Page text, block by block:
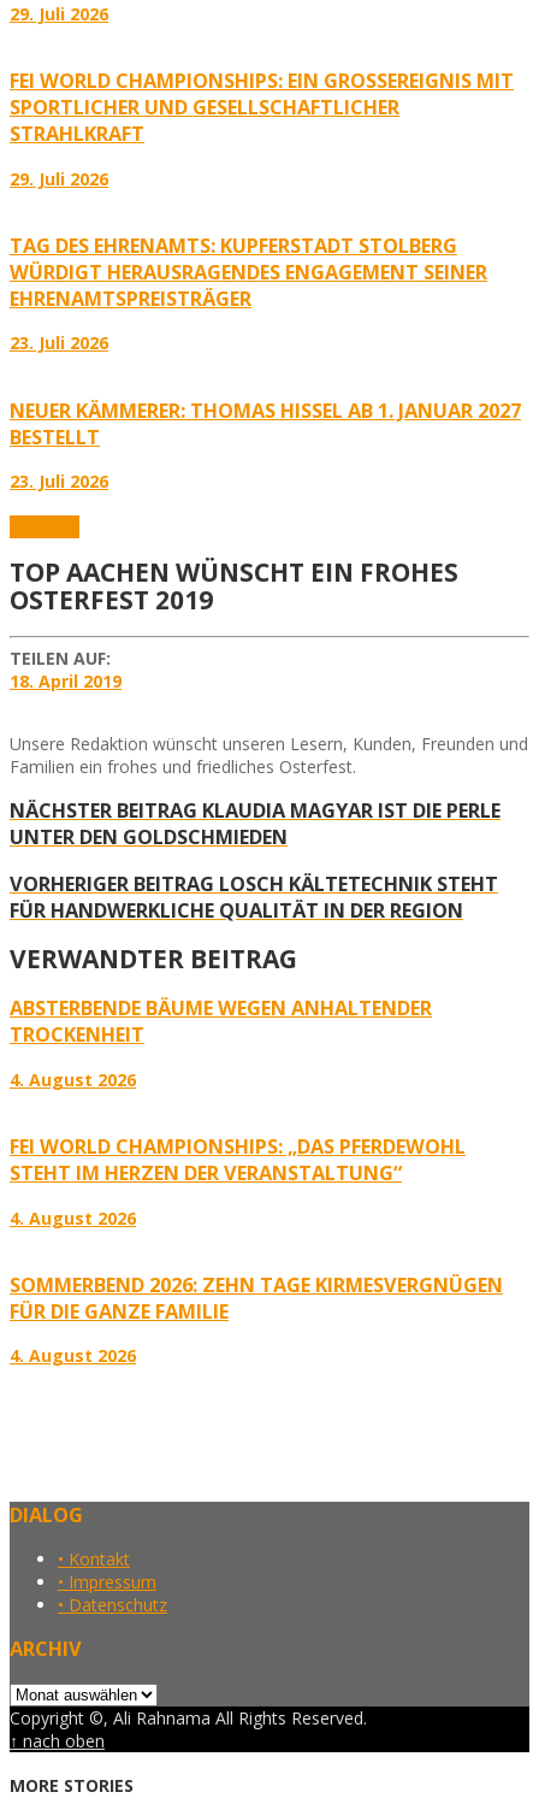
29. Juli 2026
FEI WORLD CHAMPIONSHIPS: EIN GROSSEREIGNIS MIT S
PORTLICHER UND GESELLSCHAFTLICHER S
TRAHLKRAFT
29. Juli 2026
TAG DES EHRENAMTS: KUPFERSTADT STOLBERG
WÜRDIGT HERAUSRAGENDES ENGAGEMENT SEINER
EHRENAMTSPREISTRÄGER
23. Juli 2026
NEUER KÄMMERER: THOMAS HISSEL AB 1. JANUAR 2027
BESTELLT
23. Juli 2026
TOP AACHEN WÜNSCHT EIN FROHES
OSTERFEST 2019
TEILEN AUF:
18. April 2019
Unsere Redaktion wünscht unseren Lesern, Kunden, Freunden und
Familien ein frohes und friedliches Osterfest.
NÄCHSTER BEITRAG KLAUDIA MAGYAR IST DIE PERLE
UNTER DEN GOLDSCHMIEDEN
VORHERIGER BEITRAG LOSCH KÄLTETECHNIK STEHT
FÜR HANDWERKLICHE QUALITÄT IN DER REGION
VERWANDTER BEITRAG
ABSTERBENDE BÄUME WEGEN ANHALTENDER
TROCKENHEIT
4. August 2026
FEI WORLD CHAMPIONSHIPS: „DAS PFERDEWOHL
STEHT IM HERZEN DER VERANSTALTUNG“
4. August 2026
SOMMERBEND 2026: ZEHN TAGE KIRMESVERGNÜGEN
FÜR DIE GANZE FAMILIE
4. August 2026
DIALOG
• Kontakt
• Impressum
• Datenschutz
ARCHIV
Archiv
Copyright ©, Ali Rahnama All Rights Reserved.
↑ nach oben
MORE STORIES